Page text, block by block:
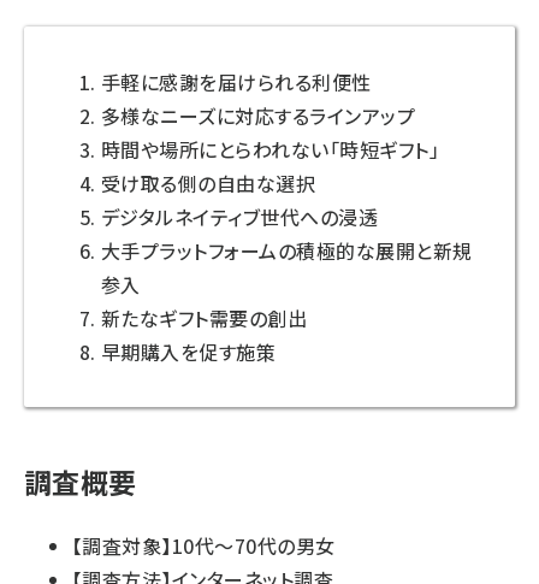
手軽に感謝を届けられる利便性
多様なニーズに対応するラインアップ
時間や場所にとらわれない「時短ギフト」
受け取る側の自由な選択
デジタルネイティブ世代への浸透
大手プラットフォームの積極的な展開と新規
参入
新たなギフト需要の創出
早期購入を促す施策
調査概要
【調査対象】10代～70代の男女